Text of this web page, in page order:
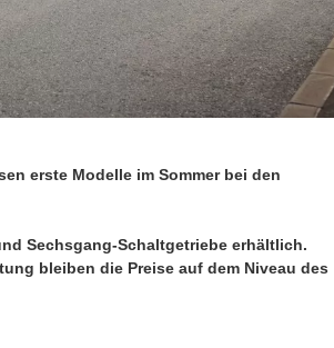
erste Modelle im Sommer bei den
Sechsgang-Schaltgetriebe erhältlich.
bleiben die Preise auf dem Niveau des